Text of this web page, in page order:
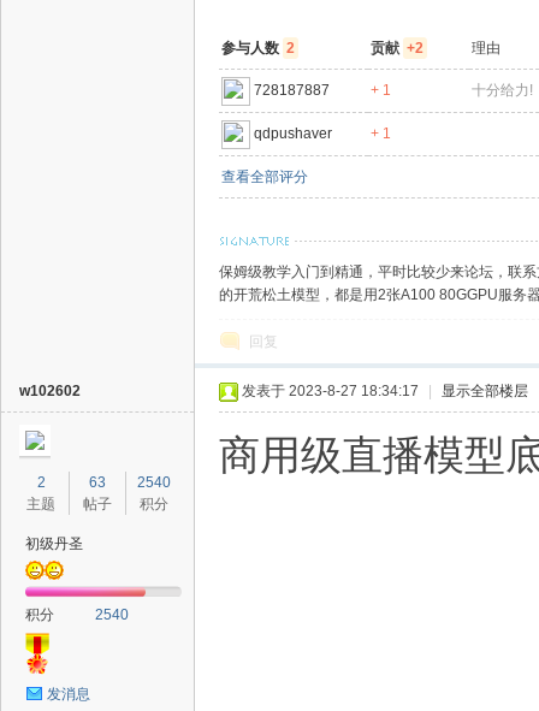
参与人数 2 贡献 +2 理由
728187887 + 1 十分给力!
qdpushaver + 1
查看全部评分
保姆级教学入门到精通，平时比较少来论坛，
的开荒松土模型，都是用2张A100 80GGPU服务
回复
w102602
2
主题
63
帖子
2540
积分
初级丹圣
积分 2540
发消息
发表于 2023-8-27 18:34:17 显示全部楼层
商用级直播模型